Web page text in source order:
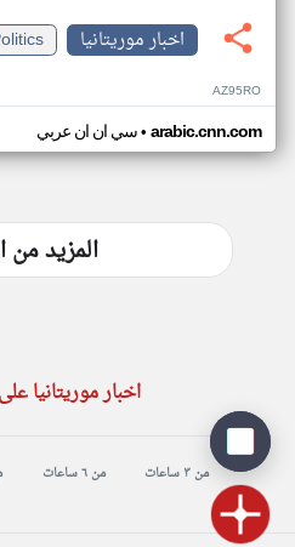
اخبار موريتانيا
AZ95RO
سي ان ان عربي• arabic.cnn.com
المزيد من
اخبار موريتانيا
من ٣ ساعات من ٦ ساعات